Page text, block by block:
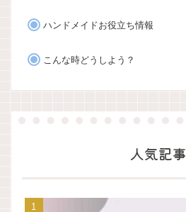
ハンドメイドお役立ち情報
こんな時どうしよう？
人気記事